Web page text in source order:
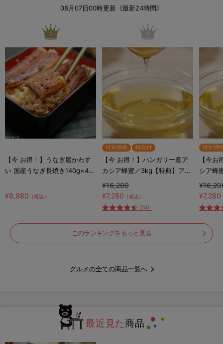
08月07日00時更新《最新24時間》
1
【今 お得！】うなぎ屋かわす
い 国産うなぎ長焼き140g×4尾
¥8,980 （税込）
2
特別価格 特典付
【今 お得！】ハンガリー産ア
カシア蜂蜜／3kg【特典】アカ
シア蜂蜜180g入りハニーポッ
ト付き
¥16,200
¥7,280 （税込）
(14)
特別価
【今
シア蜂
ーポッ
¥7,280
このランキングをもっと見る
グルメの全ての商品一覧へ
最近見た商品